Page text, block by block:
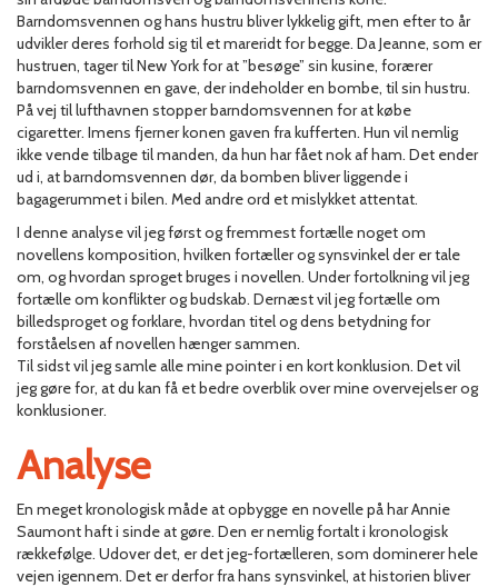
Barndomsvennen og hans hustru bliver lykkelig gift, men efter to år
udvikler deres forhold sig til et mareridt for begge. Da Jeanne, som er
hustruen, tager til New York for at ”besøge” sin kusine, forærer
barndomsvennen en gave, der indeholder en bombe, til sin hustru.
På vej til lufthavnen stopper barndomsvennen for at købe
cigaretter. Imens fjerner konen gaven fra kufferten. Hun vil nemlig
ikke vende tilbage til manden, da hun har fået nok af ham. Det ender
ud i, at barndomsvennen dør, da bomben bliver liggende i
bagagerummet i bilen. Med andre ord et mislykket attentat.
I denne analyse vil jeg først og fremmest fortælle noget om
novellens komposition, hvilken fortæller og synsvinkel der er tale
om, og hvordan sproget bruges i novellen. Under fortolkning vil jeg
fortælle om konflikter og budskab. Dernæst vil jeg fortælle om
billedsproget og forklare, hvordan titel og dens betydning for
forståelsen af novellen hænger sammen.
Til sidst vil jeg samle alle mine pointer i en kort konklusion. Det vil
jeg gøre for, at du kan få et bedre overblik over mine overvejelser og
konklusioner.
Analyse
En meget kronologisk måde at opbygge en novelle på har Annie
Saumont haft i sinde at gøre. Den er nemlig fortalt i kronologisk
rækkefølge. Udover det, er det jeg-fortælleren, som dominerer hele
vejen igennem. Det er derfor fra hans synsvinkel, at historien bliver